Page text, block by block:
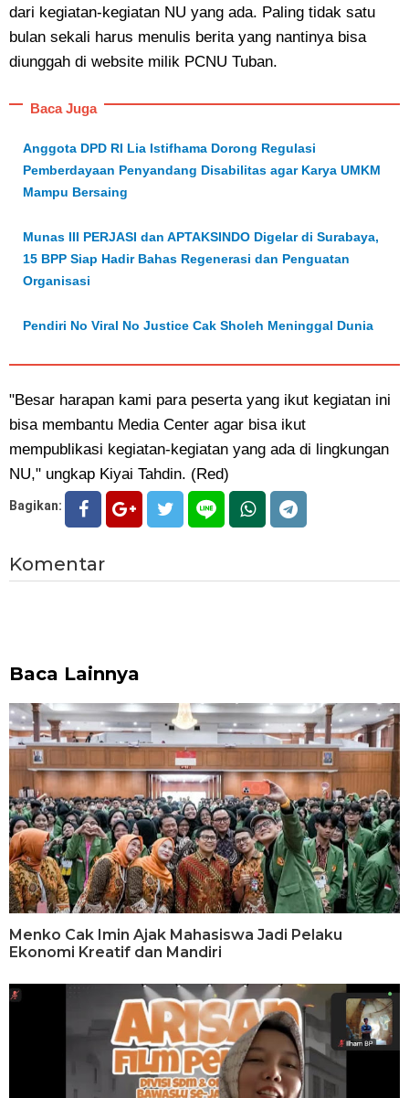
dari kegiatan-kegiatan NU yang ada. Paling tidak satu
bulan sekali harus menulis berita yang nantinya bisa
diunggah di website milik PCNU Tuban.
Baca Juga
Anggota DPD RI Lia Istifhama Dorong Regulasi
Pemberdayaan Penyandang Disabilitas agar Karya UMKM
Mampu Bersaing
Munas III PERJASI dan APTAKSINDO Digelar di Surabaya,
15 BPP Siap Hadir Bahas Regenerasi dan Penguatan
Organisasi
Pendiri No Viral No Justice Cak Sholeh Meninggal Dunia
"Besar harapan kami para peserta yang ikut kegiatan ini
bisa membantu Media Center agar bisa ikut
mempublikasi kegiatan-kegiatan yang ada di lingkungan
NU," ungkap Kiyai Tahdin. (Red)
Bagikan:
Komentar
Baca Lainnya
Menko Cak Imin Ajak Mahasiswa Jadi Pelaku
Ekonomi Kreatif dan Mandiri